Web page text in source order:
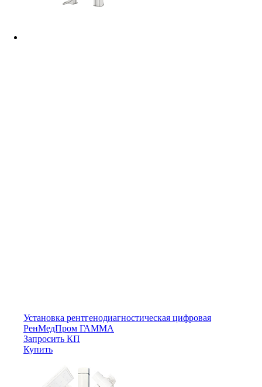
Установка рентгенодиагностическая цифровая
РенМедПром ГАММА
Запросить КП
Купить